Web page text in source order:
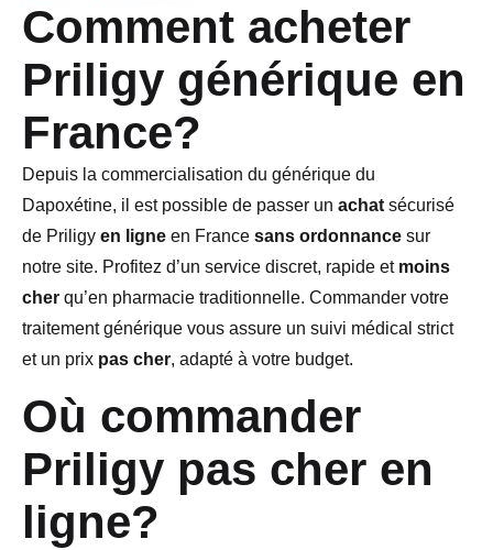
Comment acheter
Priligy générique en
France?
Depuis la commercialisation du générique du
Dapoxétine, il est possible de passer un achat sécurisé
de Priligy en ligne en France sans ordonnance sur
notre site. Profitez d’un service discret, rapide et moins
cher qu’en pharmacie traditionnelle. Commander votre
traitement générique vous assure un suivi médical strict
et un prix pas cher, adapté à votre budget.
Où commander
Priligy pas cher en
ligne?